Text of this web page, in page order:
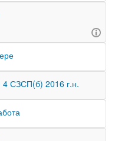
4 СЗСП(б) 2016 г.н.